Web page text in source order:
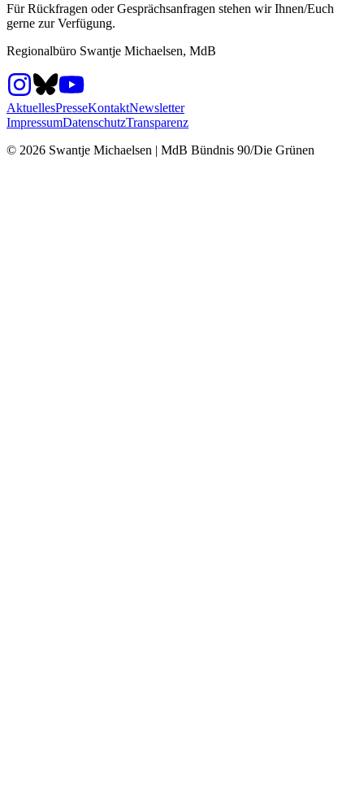
Für Rückfragen oder Gesprächsanfragen stehen wir Ihnen/Euch
gerne zur Verfügung.
Regionalbüro Swantje Michaelsen, MdB
AktuellesPresseKontaktNewsletter
ImpressumDatenschutzTransparenz
© 2026 Swantje Michaelsen | MdB Bündnis 90/Die Grünen